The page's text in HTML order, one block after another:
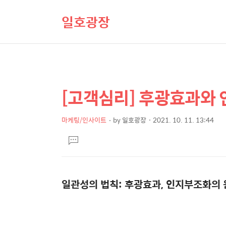
일호광장
상
세
컨
텐
본
문
제
[고객심리] 후광효과와
마케팅/인사이트 by일호광장 2021. 10. 11. 13:44
문댓
글
일관성의 법칙: 후광효과, 인지부조화의